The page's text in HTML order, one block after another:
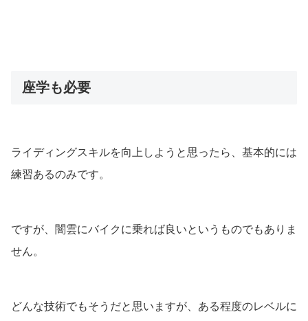
座学も必要
ライディングスキルを向上しようと思ったら、基本的には
練習あるのみです。
ですが、闇雲にバイクに乗れば良いというものでもありま
せん。
どんな技術でもそうだと思いますが、ある程度のレベルに